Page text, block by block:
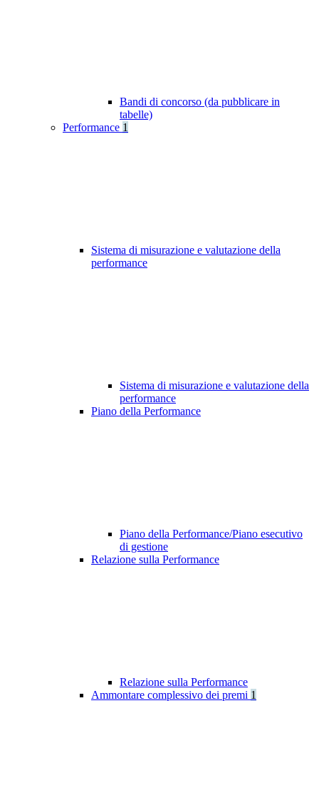
Bandi di concorso (da pubblicare in
tabelle)
Performance 1
Sistema di misurazione e valutazione della
performance
Sistema di misurazione e valutazione della
performance
Piano della Performance
Piano della Performance/Piano esecutivo
di gestione
Relazione sulla Performance
Relazione sulla Performance
Ammontare complessivo dei premi 1